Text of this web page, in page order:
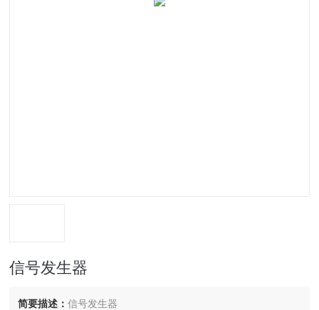
信号发生器
简要描述：信号发生器